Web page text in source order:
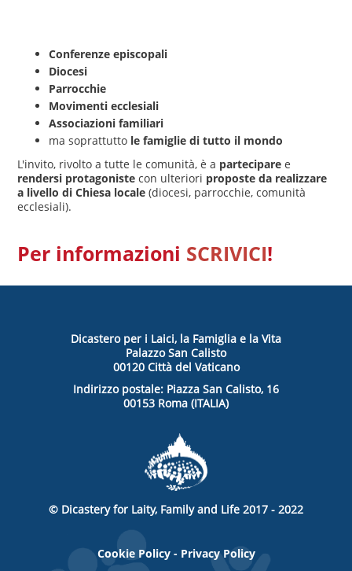
Conferenze episcopali
Diocesi
Parrocchie
Movimenti ecclesiali
Associazioni familiari
ma soprattutto le famiglie di tutto il mondo
L'invito, rivolto a tutte le comunità, è a partecipare e
rendersi protagonistecon ulteriori proposte da realizzare
a livello di Chiesa locale(diocesi, parrocchie, comunità
ecclesiali).
Per informazioni SCRIVICI!
Dicastero per i Laici, la Famiglia e la Vita
Palazzo San Calisto
00120 Città del Vaticano
Indirizzo postale: Piazza San Calisto, 16
00153 Roma (ITALIA)
© Dicastery for Laity, Family and Life 2017 - 2022
Cookie Policy- Privacy Policy